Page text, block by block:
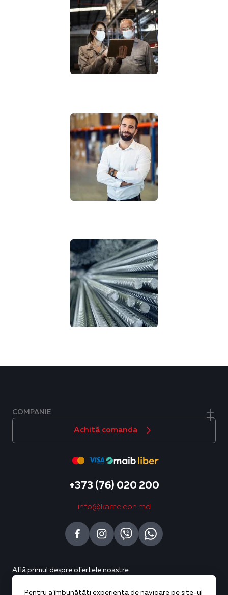
COMPANIE
Află primul despre ofertele noastre
Achită comanda
+373 (76) 020 200
info@kameleon.md
Pentru a îmbunătăți experiența de navigare pe site-ul